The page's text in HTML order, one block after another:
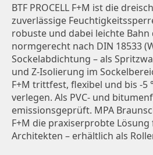
BTF PROCELL F+M ist die
zuverlässige
robuste und dabei leichte
normgerecht nach DIN 18533
Sockelabdichtung – als
und Z-Isolierung im
F+M trittfest, flexibel und bis -5
verlegen. Als PVC- und
emissionsgeprüft. MPA
F+M die praxiserprobte
Architekten – erhältlich als